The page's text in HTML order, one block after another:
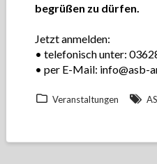
begrüßen zu dürfen.
Jetzt anmelden:
• telefonisch unter:
• per E-Mail: info@asb-
Veranstaltungen